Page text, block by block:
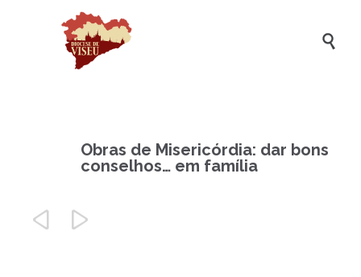

Obras de Misericórdia: dar bons
conselhos… em família
 